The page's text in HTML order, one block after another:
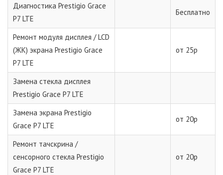
Диагностика Prestigio Grace
P7 LTE
Бесплатно
Ремонт модуля дисплея / LCD
(ЖК) экрана Prestigio Grace
P7 LTE
от 25р
Замена стекла дисплея
Prestigio Grace P7 LTE
Замена экрана Prestigio
Grace P7 LTE
от 20р
Ремонт тачскрина /
сенсорного стекла Prestigio
Grace P7 LTE
от 20р